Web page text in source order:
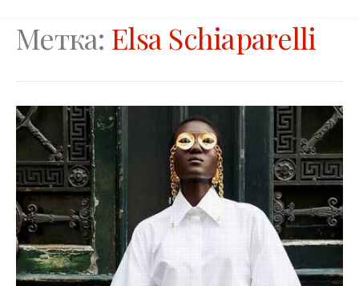
Метка: Elsa Schiaparelli